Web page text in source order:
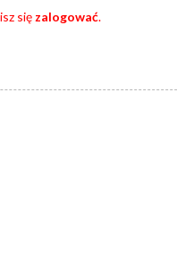
się zalogować.